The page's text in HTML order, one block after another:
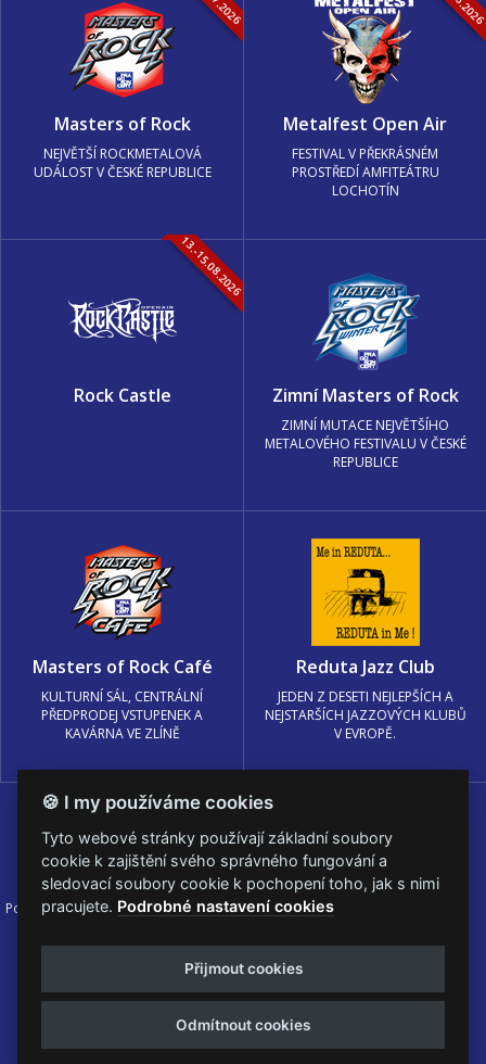
Masters of Rock
NEJVĚTŠÍ ROCKMETALOVÁ
UDÁLOST V ČESKÉ REPUBLICE
Metalfest Open Air
FESTIVAL V PŘEKRÁSNÉM
PROSTŘEDÍ AMFITEÁTRU
LOCHOTÍN
13.-15.08.2026
Rock Castle Zimní Masters of Rock
ZIMNÍ MUTACE NEJVĚTŠÍHO
METALOVÉHO FESTIVALU V ČESKÉ
REPUBLICE
Masters of Rock Café
KULTURNÍ SÁL, CENTRÁLNÍ
PŘEDPRODEJ VSTUPENEK A
KAVÁRNA VE ZLÍNĚ
Reduta Jazz Club
JEDEN Z DESETI NEJLEPŠÍCH A
NEJSTARŠÍCH JAZZOVÝCH KLUBŮ
V EVROPĚ.
Podmínky užití 🍪 Změnit nastavení cookies.
© PRAGOKONCERT BOHEMIA, a.s.
Web s
k metalu vytvořila creatia.tech s.r.o. a
Viktor Eyermann
🍪 I my používáme cookies
Tyto webové stránky používají základní soubory
cookie k zajištění svého správného fungování a
sledovací soubory cookie k pochopení toho, jak s nimi
pracujete. Podrobné nastavení cookies
Přijmout cookies
Odmítnout cookies